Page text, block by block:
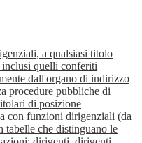
a qualsiasi titolo
quelli conferiti
dall'organo di indirizzo
procedure pubbliche di
di posizione
con funzioni dirigenziali (da
tabelle che distinguano le